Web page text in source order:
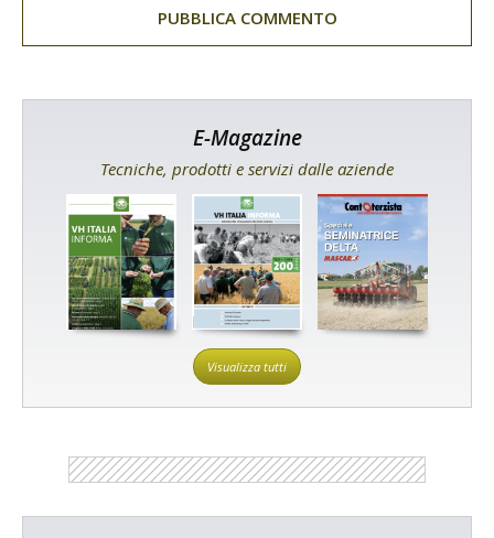
E-Magazine
Tecniche, prodotti e servizi dalle aziende
Visualizza tutti